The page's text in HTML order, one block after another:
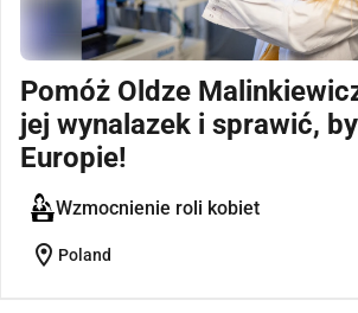
Pomóż Oldze
jej wynalazek i sprawić, by
Europie!
Wzmocnienie roli kobiet
location_on Poland